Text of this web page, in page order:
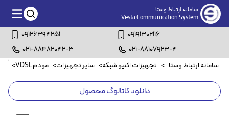
سامانه ارتباط وستا
Vesta Communication System
09126394251
09191302116
021-88482042-3
021-88107923-4
سامانه ارتباط وستا > تجهیزات اکتیو شبکه> سایر تجهیزات> مودم VDSL >
دانلود کاتالوگ محصول